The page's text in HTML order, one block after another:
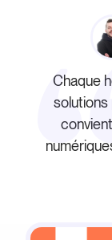
Chaque
solutions